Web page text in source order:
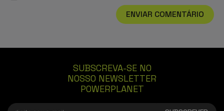
ENVIAR COMENTÁRIO
SUBSCREVA-SE NO
NOSSO NEWSLETTER
POWERPLANET